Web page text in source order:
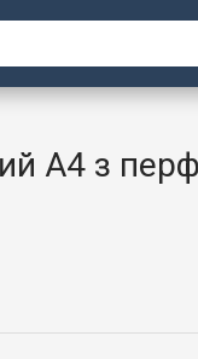
А4 з